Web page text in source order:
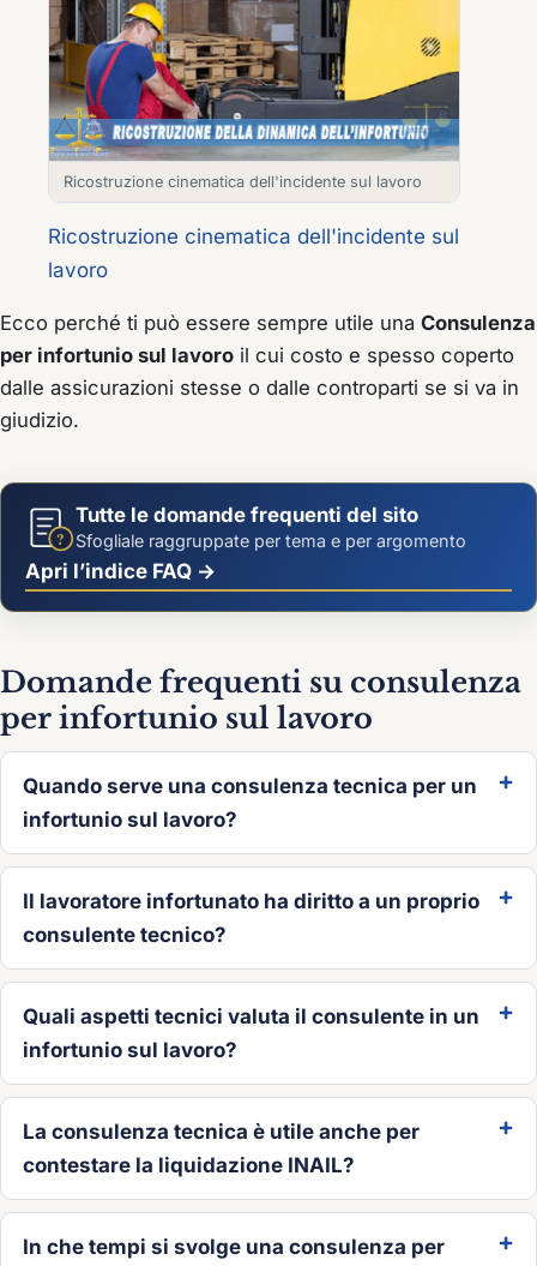
Ricostruzione cinematica dell'incidente sul lavoro
Ricostruzione cinematica dell'incidente sul
lavoro
Ecco perché ti può essere sempre utile una Consulenza
per infortunio sul lavoro il cui costo e spesso coperto
dalle assicurazioni stesse o dalle controparti se si va in
giudizio.
?
Tutte le domande frequenti del sito
Sfogliale raggruppate per tema e per argomento
Apri l’indice FAQ →
Domande frequenti su consulenza
per infortunio sul lavoro
Quando serve una consulenza tecnica per un
infortunio sul lavoro?
Il lavoratore infortunato ha diritto a un proprio
consulente tecnico?
Quali aspetti tecnici valuta il consulente in un
infortunio sul lavoro?
La consulenza tecnica è utile anche per
contestare la liquidazione INAIL?
In che tempi si svolge una consulenza per